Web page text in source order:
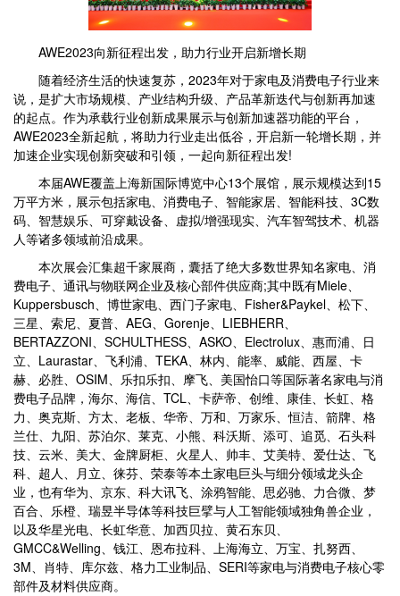
AWE2023向新征程出发，助力行业开启新增长期
随着经济生活的快速复苏，2023年对于家电及消费电子行业来
说，是扩大市场规模、产业结构升级、产品革新迭代与创新再加速
的起点。作为承载行业创新成果展示与创新加速器功能的平台，
AWE2023全新起航，将助力行业走出低谷，开启新一轮增长期，并
加速企业实现创新突破和引领，一起向新征程出发!
本届AWE覆盖上海新国际博览中心13个展馆，展示规模达到15
万平方米，展示包括家电、消费电子、智能家居、智能科技、3C数
码、智慧娱乐、可穿戴设备、虚拟/增强现实、汽车智驾技术、机器
人等诸多领域前沿成果。
本次展会汇集超千家展商，囊括了绝大多数世界知名家电、消
费电子、通讯与物联网企业及核心部件供应商;其中既有Miele、
Kuppersbusch、博世家电、西门子家电、Fisher&Paykel、松下、
三星、索尼、夏普、AEG、Gorenje、LIEBHERR、
BERTAZZONI、SCHULTHESS、ASKO、Electrolux、惠而浦、日
立、Laurastar、飞利浦、TEKA、林内、能率、威能、西屋、卡
赫、必胜、OSIM、乐扣乐扣、摩飞、美国怡口等国际著名家电与消
费电子品牌，海尔、海信、TCL、卡萨帝、创维、康佳、长虹、格
力、奥克斯、方太、老板、华帝、万和、万家乐、恒洁、箭牌、格
兰仕、九阳、苏泊尔、莱克、小熊、科沃斯、添可、追觅、石头科
技、云米、美大、金牌厨柜、火星人、帅丰、艾美特、爱仕达、飞
科、超人、月立、徕芬、荣泰等本土家电巨头与细分领域龙头企
业，也有华为、京东、科大讯飞、涂鸦智能、思必驰、力合微、梦
百合、乐橙、瑞昱半导体等科技巨擘与人工智能领域独角兽企业，
以及华星光电、长虹华意、加西贝拉、黄石东贝、
GMCC&Welling、钱江、恩布拉科、上海海立、万宝、扎努西、
3M、肖特、库尔兹、格力工业制品、SERI等家电与消费电子核心零
部件及材料供应商。